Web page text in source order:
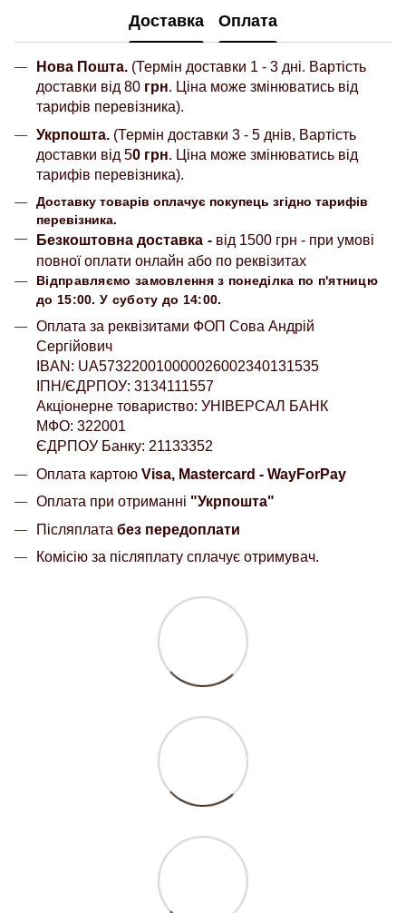
Доставка Оплата
Нова Пошта. (Термін доставки 1 - 3 дні. Вартість
доставки від 80 грн. Ціна може змінюватись від
тарифів перевізника).
Укрпошта. (Термін доставки 3 - 5 днів, Вартість
доставки від 50 грн. Ціна може змінюватись від
тарифів перевізника).
Доставку товарів оплачує покупець згідно тарифів
перевізника.
Безкоштовна доставка - від 1500 грн - при умові
повної оплати онлайн або по реквізитах
Відправляємо замовлення з понеділка по п'ятницю
до 15:00. У суботу до 14:00.
Оплата за реквізитами ФОП Сова Андрій
Сергійович
IBAN: UA573220010000026002340131535
ІПН/ЄДРПОУ: 3134111557
Акціонерне товариство: УНІВЕРСАЛ БАНК
МФО: 322001
ЄДРПОУ Банку: 21133352
Оплата картою Visa, Mastercard - WayForPay
Оплата при отриманні "Укрпошта"
Післяплата без передоплати
Комісію за післяплату сплачує отримувач.